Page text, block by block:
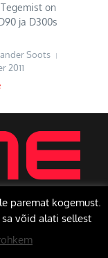
on
ja D300s
Soots
2011
X
paremat kogemust.
võid alati sellest